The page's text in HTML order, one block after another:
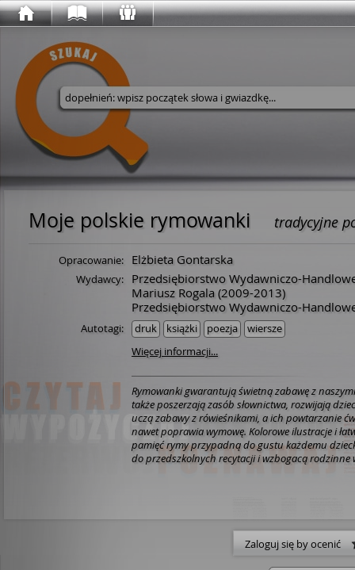
Wyszukaj w serwisie
Moje polskie rymowanki tradycyjne
Opracowanie: Elżbieta Gontarska
Wydawcy:
Przedsiębiorstwo Wydawniczo-
Mariusz Rogala (2009-2013)
Przedsiębiorstwo Wydawniczo-
Autotagi: druk książki poezja
wiersze
Więcej informacji...
Rymowanki gwarantują świetną zabawę z
także poszerzają zasób słownictwa, rozwijają
uczą zabawy z rówieśnikami, a ich powtarzanie
nawet poprawia wymowę. Kolorowe ilustracje i
pamięć rymy przypadną do gustu każdemu
do przedszkolnych recytacji i wzbogacą rodzinne
Zaloguj się by ocenić